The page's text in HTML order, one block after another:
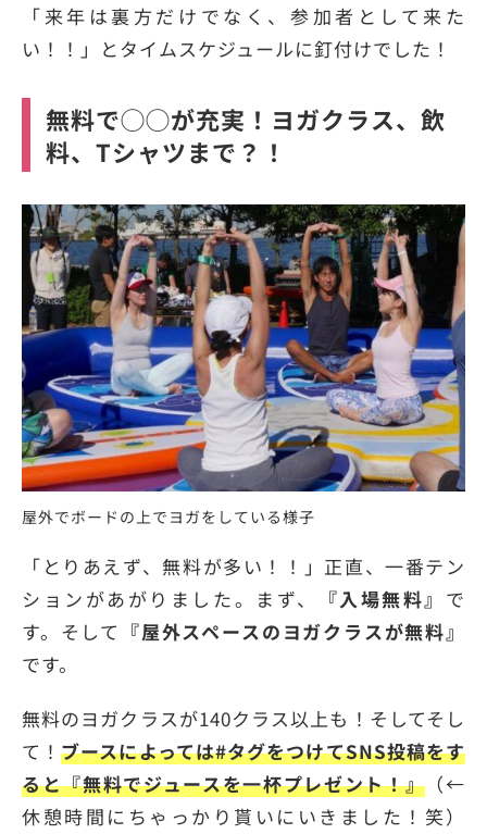
「来年は裏方だけでなく、参加者として来た
い！！」とタイムスケジュールに釘付けでした！
無料で◯◯が充実！ヨガクラス、飲
料、Tシャツまで？！
屋外でボードの上でヨガをしている様子
「とりあえず、無料が多い！！」正直、一番テン
ションがあがりました。まず、
『入場無料』 で
す。そして 『屋外スペースのヨガクラスが無料』
です。
無料のヨガクラスが140クラス以上も！そしてそし
て！ブースによっては#タグをつけてSNS投稿をす
ると『無料でジュースを一杯プレゼント！』 （←
休憩時間にちゃっかり貰いにいきました！笑）